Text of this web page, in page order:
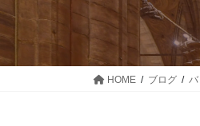
HOME ブログ